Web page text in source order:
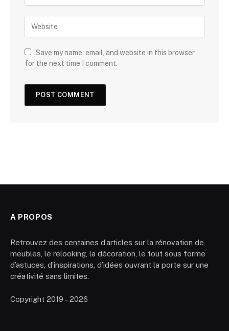
Save my name, email, and website in this browser
for the next time I comment.
A PROPOS
Retrouvez des centaines d’articles sur la rénovation de
meubles, le relooking, la décoration, le tout sous forme
d’astuces, d’inspirations, d’idées ouvrant la porte sur une
créativité sans limites.
Copyright 2019 – 2026